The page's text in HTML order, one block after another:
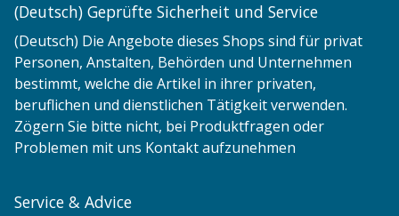
Service & Advice
(Deutsch) Geprüfte Sicherheit und Service
(Deutsch) Die Angebote dieses Shops sind für privat
Personen, Anstalten, Behörden und Unternehmen
bestimmt, welche die Artikel in ihrer privaten,
beruflichen und dienstlichen Tätigkeit verwenden.
Zögern Sie bitte nicht, bei Produktfragen oder
Problemen mit uns Kontakt aufzunehmen